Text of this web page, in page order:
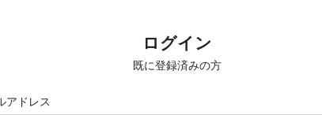
ログイン
既に登録済みの方
アドレス